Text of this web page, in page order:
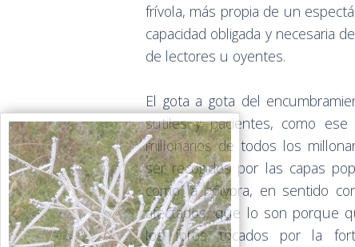
frívola, más propia de un
capacidad obligada y necesaria
de lectores u oyentes.
El gota a gota del
sutiles y pacientes, como
millonarios de todos los
ser recogidos por las capas
como la pólvora, en sentido
afectados, que lo son porque
los foros tocados por la